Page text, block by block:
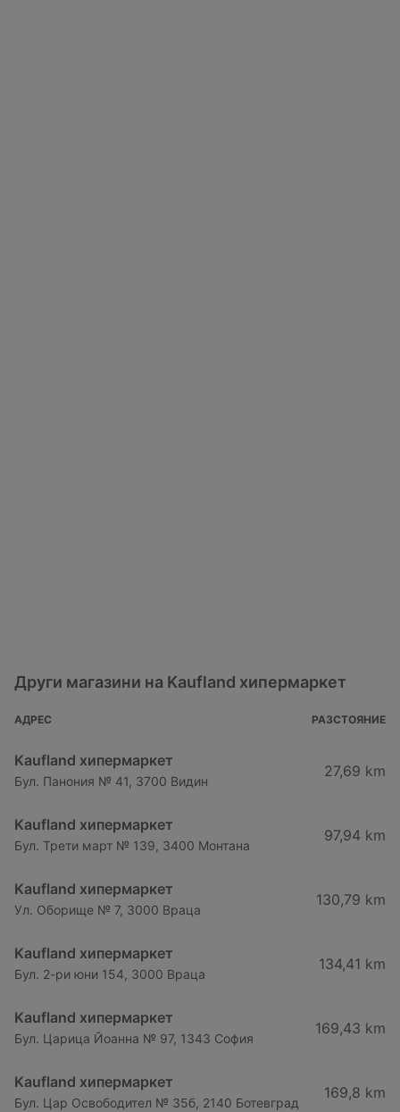
Други магазини на Kaufland хипермаркет
АДРЕС РАЗСТОЯНИЕ
Kaufland хипермаркет
Бул. Панония № 41, 3700 Видин
27,69 km
Kaufland хипермаркет
Бул. Трети март № 139, 3400 Монтана
97,94 km
Kaufland хипермаркет
Ул. Оборище № 7, 3000 Враца
130,79 km
Kaufland хипермаркет
Бул. 2-ри юни 154, 3000 Враца
134,41 km
Kaufland хипермаркет
Бул. Царица Йоанна № 97, 1343 София
169,43 km
Kaufland хипермаркет
Бул. Цар Освободител № 35б, 2140 Ботевград
169,8 km